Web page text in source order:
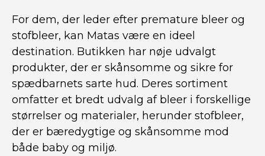
For dem, der leder efter premature bleer og
stofbleer, kan Matas være en ideel
destination. Butikken har nøje udvalgt
produkter, der er skånsomme og sikre for
spædbarnets sarte hud. Deres sortiment
omfatter et bredt udvalg af bleer i forskellige
størrelser og materialer, herunder stofbleer,
der er bæredygtige og skånsomme mod
både baby og miljø.